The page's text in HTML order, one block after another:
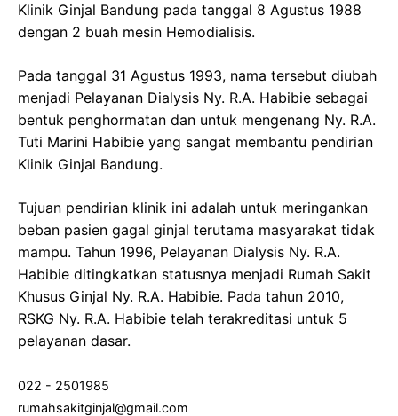
Klinik Ginjal Bandung pada tanggal 8 Agustus 1988
dengan 2 buah mesin Hemodialisis.
Pada tanggal 31 Agustus 1993, nama tersebut diubah
menjadi Pelayanan Dialysis Ny. R.A. Habibie sebagai
bentuk penghormatan dan untuk mengenang Ny. R.A.
Tuti Marini Habibie yang sangat membantu pendirian
Klinik Ginjal Bandung.
Tujuan pendirian klinik ini adalah untuk meringankan
beban pasien gagal ginjal terutama masyarakat tidak
mampu. Tahun 1996, Pelayanan Dialysis Ny. R.A.
Habibie ditingkatkan statusnya menjadi Rumah Sakit
Khusus Ginjal Ny. R.A. Habibie. Pada tahun 2010,
RSKG Ny. R.A. Habibie telah terakreditasi untuk 5
pelayanan dasar.
022 - 2501985
rumahsakitginjal@gmail.com